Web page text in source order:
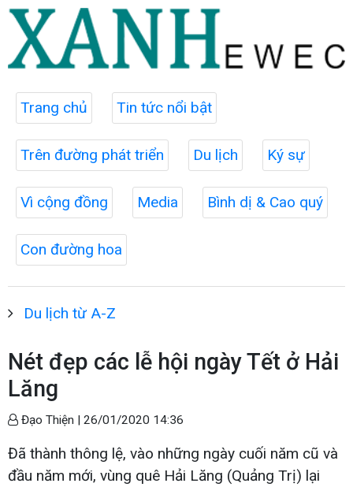
Trang chủ Tin tức nổi bật
Trên đường phát triển Du lịch Ký sự
Vì cộng đồng Media Bình dị & Cao quý
Con đường hoa
Du lịch từ A-Z
Nét đẹp các lễ hội ngày Tết ở Hải
Lăng
Đạo Thiện | 26/01/2020 14:36
Đã thành thông lệ, vào những ngày cuối năm cũ và
đầu năm mới, vùng quê Hải Lăng (Quảng Trị) lại